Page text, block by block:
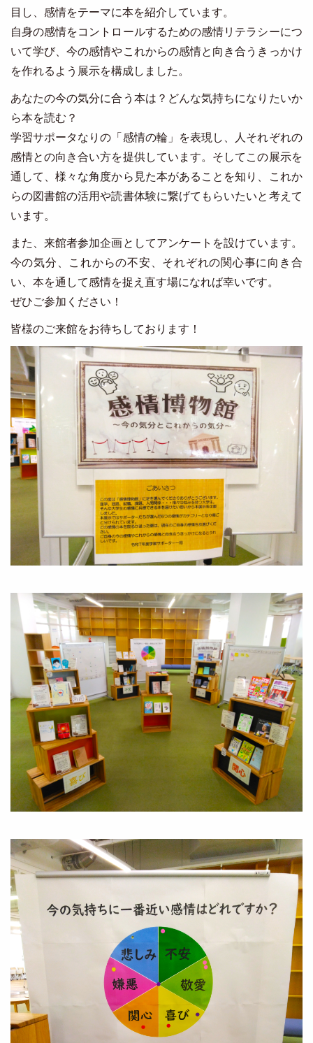
目し、感情をテーマに本を紹介しています。
自身の感情をコントロールするための感情リテラシーにつ
いて学び、今の感情やこれからの感情と向き合うきっかけ
を作れるよう展示を構成しました。
あなたの今の気分に合う本は？どんな気持ちになりたいか
ら本を読む？
学習サポータなりの「感情の輪」を表現し、人それぞれの
感情との向き合い方を提供しています。そしてこの展示を
通して、様々な角度から見た本があることを知り、これか
らの図書館の活用や読書体験に繋げてもらいたいと考えて
います。
また、来館者参加企画としてアンケートを設けています。
今の気分、これからの不安、それぞれの関心事に向き合
い、本を通して感情を捉え直す場になれば幸いです。
ぜひご参加ください！
皆様のご来館をお待ちしております！
Image
Image
Image